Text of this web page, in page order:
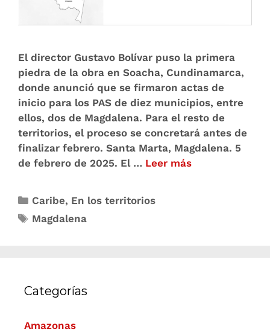
El director Gustavo Bolívar puso la primera
piedra de la obra en Soacha, Cundinamarca,
donde anunció que se firmaron actas de
inicio para los PAS de diez municipios, entre
ellos, dos de Magdalena. Para el resto de
territorios, el proceso se concretará antes de
finalizar febrero. Santa Marta, Magdalena. 5
de febrero de 2025. El … Leer más
Caribe, En los territorios
Magdalena
Categorías
Amazonas